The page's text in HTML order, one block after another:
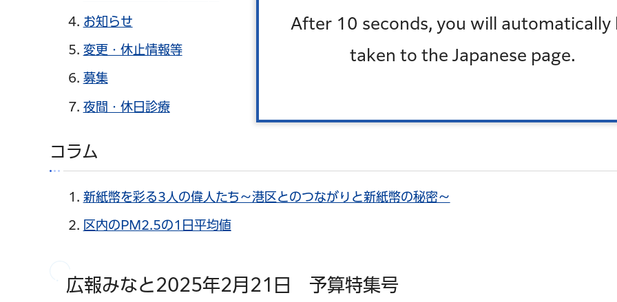
After 10 seconds, you will automatically
taken to the Japanese page.
お知らせ
変更・休止情報等
募集
夜間・休日診療
コラム
新紙幣を彩る3人の偉人たち～港区とのつながりと新紙幣の秘密～
区内のPM2.5の1日平均値
広報みなと2025年2月21日 予算特集号